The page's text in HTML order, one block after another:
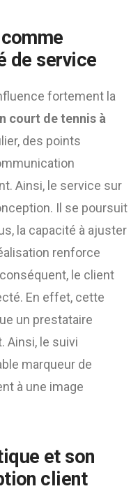
de service
fortement la
court de tennis à
des points
Ainsi, le service sur
Il se poursuit
la capacité à ajuster
renforce
le client
En effet, cette
un prestataire
Ainsi, le suivi
marqueur de
à une image
et son
client